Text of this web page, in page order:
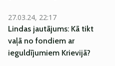
27.03.24, 22:17
Lindas jautājums: Kā tikt
vaļā no fondiem ar
ieguldījumiem Krievijā?